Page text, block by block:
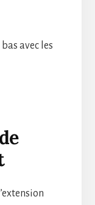
avec les